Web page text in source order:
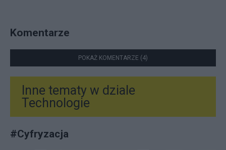
Komentarze
POKAŻ KOMENTARZE (4)
Inne tematy w dziale
Technologie
#Cyfryzacja